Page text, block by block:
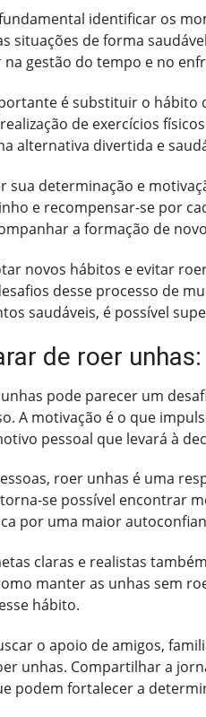
identificar os
situações de forma
gestão do tempo e no
é substituir o hábito
de exercícios
alternativa divertida e
sua determinação e
e recompensar-se por
a formação de
novos hábitos e evitar
desse processo de
saudáveis, é possível
de roer
pode parecer um
A motivação é o que
pessoal que levará à
roer unhas é uma
se possível encontrar
por uma maior
claras e realistas
manter as unhas sem
hábito.
o apoio de amigos,
unhas. Compartilhar a
podem fortalecer a